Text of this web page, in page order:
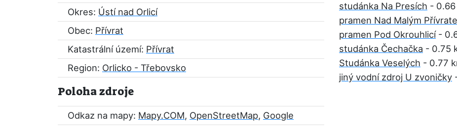
Okres: Ústí nad Orlicí
Obec: Přívrat
Katastrální území: Přívrat
Region: Orlicko - Třebovsko
Poloha zdroje
Odkaz na mapy: Mapy.COM, OpenStreetMap, Google
studánka Na Presích - 0.66
pramen Nad Malým
pramen Pod Okrouhlicí-
studánka Čechačka - 0.75
Studánka Veselých - 0.77
jiný vodní zdroj U zvoničky